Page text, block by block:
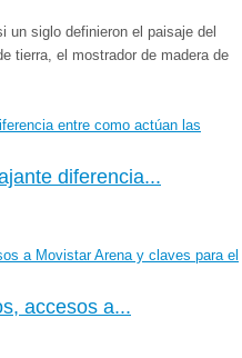
un siglo definieron el paisaje del
tierra, el mostrador de madera de
diferencia...
accesos a...